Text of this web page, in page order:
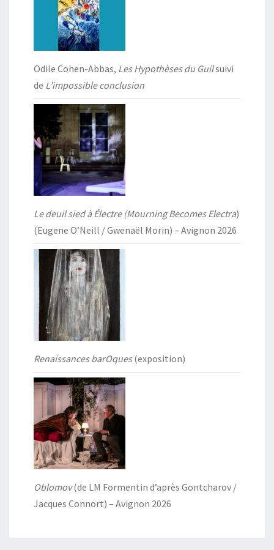
Odile Cohen-Abbas, Les Hypothèses du Guilsuivi
de L’impossible conclusion
Le deuil sied à Électre (Mourning Becomes Electra)
(Eugene O’Neill / Gwenaël Morin) – Avignon 2026
Renaissances barOques(exposition)
Oblomov(de LM Formentin d’après Gontcharov /
Jacques Connort) – Avignon 2026